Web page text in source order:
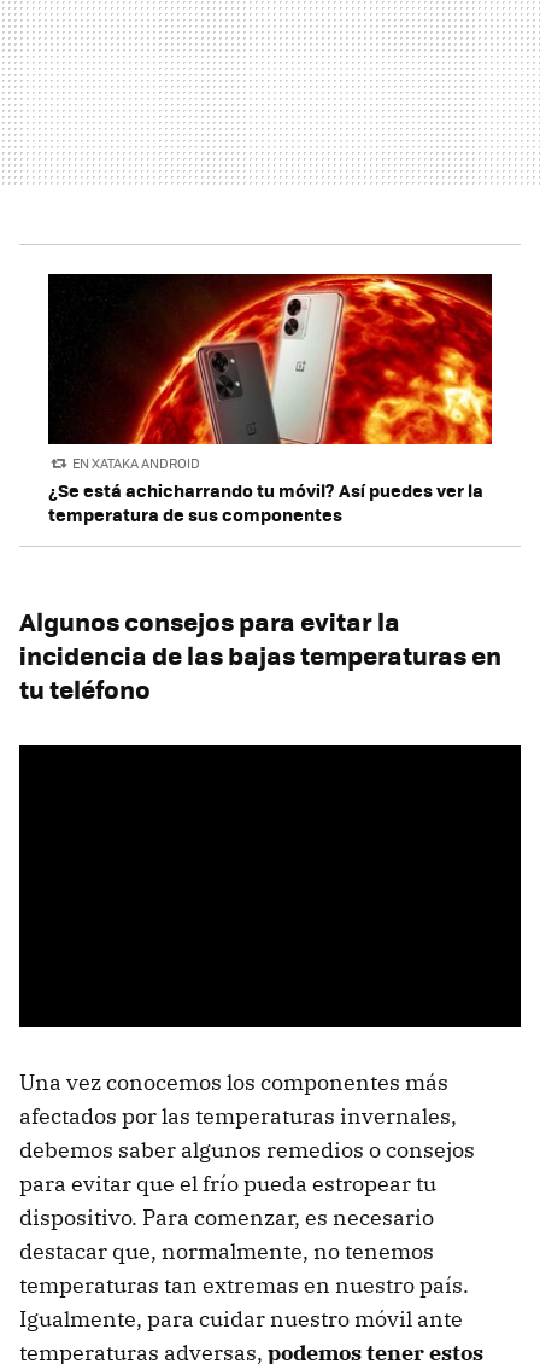
EN XATAKA ANDROID
¿Se está achicharrando tu móvil? Así puedes ver la
temperatura de sus componentes
Algunos consejos para evitar la
incidencia de las bajas temperaturas en
tu teléfono
Una vez conocemos los componentes más
afectados por las temperaturas invernales,
debemos saber algunos remedios o consejos
para evitar que el frío pueda estropear tu
dispositivo. Para comenzar, es necesario
destacar que, normalmente, no tenemos
temperaturas tan extremas en nuestro país.
Igualmente, para cuidar nuestro móvil ante
temperaturas adversas, podemos tener estos